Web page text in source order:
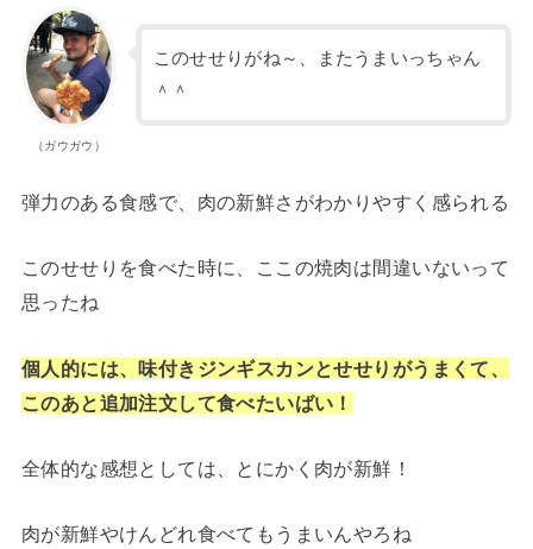
（ガウガウ）
このせせりがね～、またうまいっちゃん
＾＾
弾力のある食感で、肉の新鮮さがわかりやすく感られる
このせせりを食べた時に、ここの焼肉は間違いないって
思ったね
個人的には、味付きジンギスカンとせせりがうまくて、
このあと追加注文して食べたいばい！
全体的な感想としては、とにかく肉が新鮮！
肉が新鮮やけんどれ食べてもうまいんやろね